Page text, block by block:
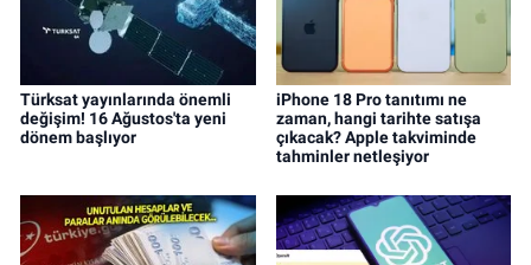
Türksat yayınlarında önemli
değişim! 16 Ağustos'ta yeni
dönem başlıyor
iPhone 18 Pro tanıtımı ne
zaman, hangi tarihte satışa
çıkacak? Apple takviminde
tahminler netleşiyor